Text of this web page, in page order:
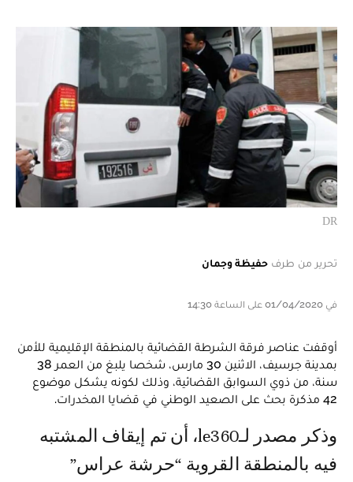
DR
تحرير من طرف حفيظة وجمان
في 01/04/2020 على الساعة 14:30
أوقفت عناصر فرقة الشرطة القضائية بالمنطقة الإقليمية للأمن
بمدينة جرسيف، الاثنين 30 مارس، شخصا يلبغ من العمر 38
سنة، من ذوي السوابق القضائية، وذلك لكونه يشكل موضوع
42 مذكرة بحث على الصعيد الوطني في قضايا المخدرات.
وذكر مصدر لـle360، أن تم إيقاف المشتبه
فيه بالمنطقة القروية “حرشة عراس”